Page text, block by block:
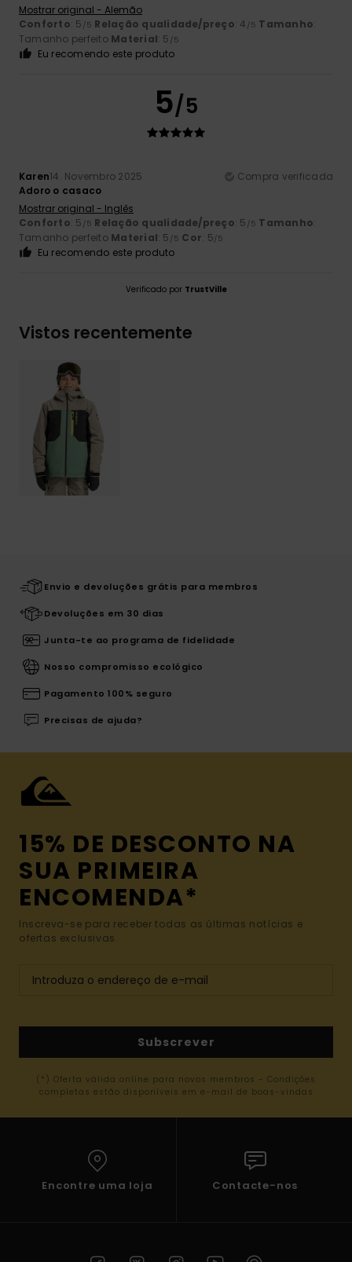
Mostrar original - Alemão
Conforto: 5 /5 Relação qualidade/preço: 4 /5 Tamanho:
Tamanho perfeito Material: 5 /5
Eu recomendo este produto
5/5
Karen14. Novembro 2025
Compra verificada
Adoro o casaco
Mostrar original - Inglês
Conforto: 5 /5 Relação qualidade/preço: 5 /5 Tamanho:
Tamanho perfeito Material: 5 /5 Cor: 5/5
Eu recomendo este produto
Verificado por TrustVille
Vistos recentemente
Envio e devoluções grátis para membros
Devoluções em 30 dias
Junta-te ao programa de fidelidade
Nosso compromisso ecológico
Pagamento 100% seguro
Precisas de ajuda?
15% DE DESCONTO NA
SUA PRIMEIRA
ENCOMENDA*
Inscreva-se para receber todas as últimas notícias e
ofertas exclusivas.
Subscrever
(*) Oferta válida online para novos membros - Condições
completas estão disponíveis em e-mail de boas-vindas
Encontre uma loja Contacte-nos